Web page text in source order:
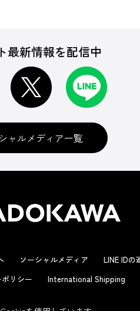
最新情報を配信中
ャルメディア一覧
ソーシャルメディア LINE IDの
リシー International Shipping